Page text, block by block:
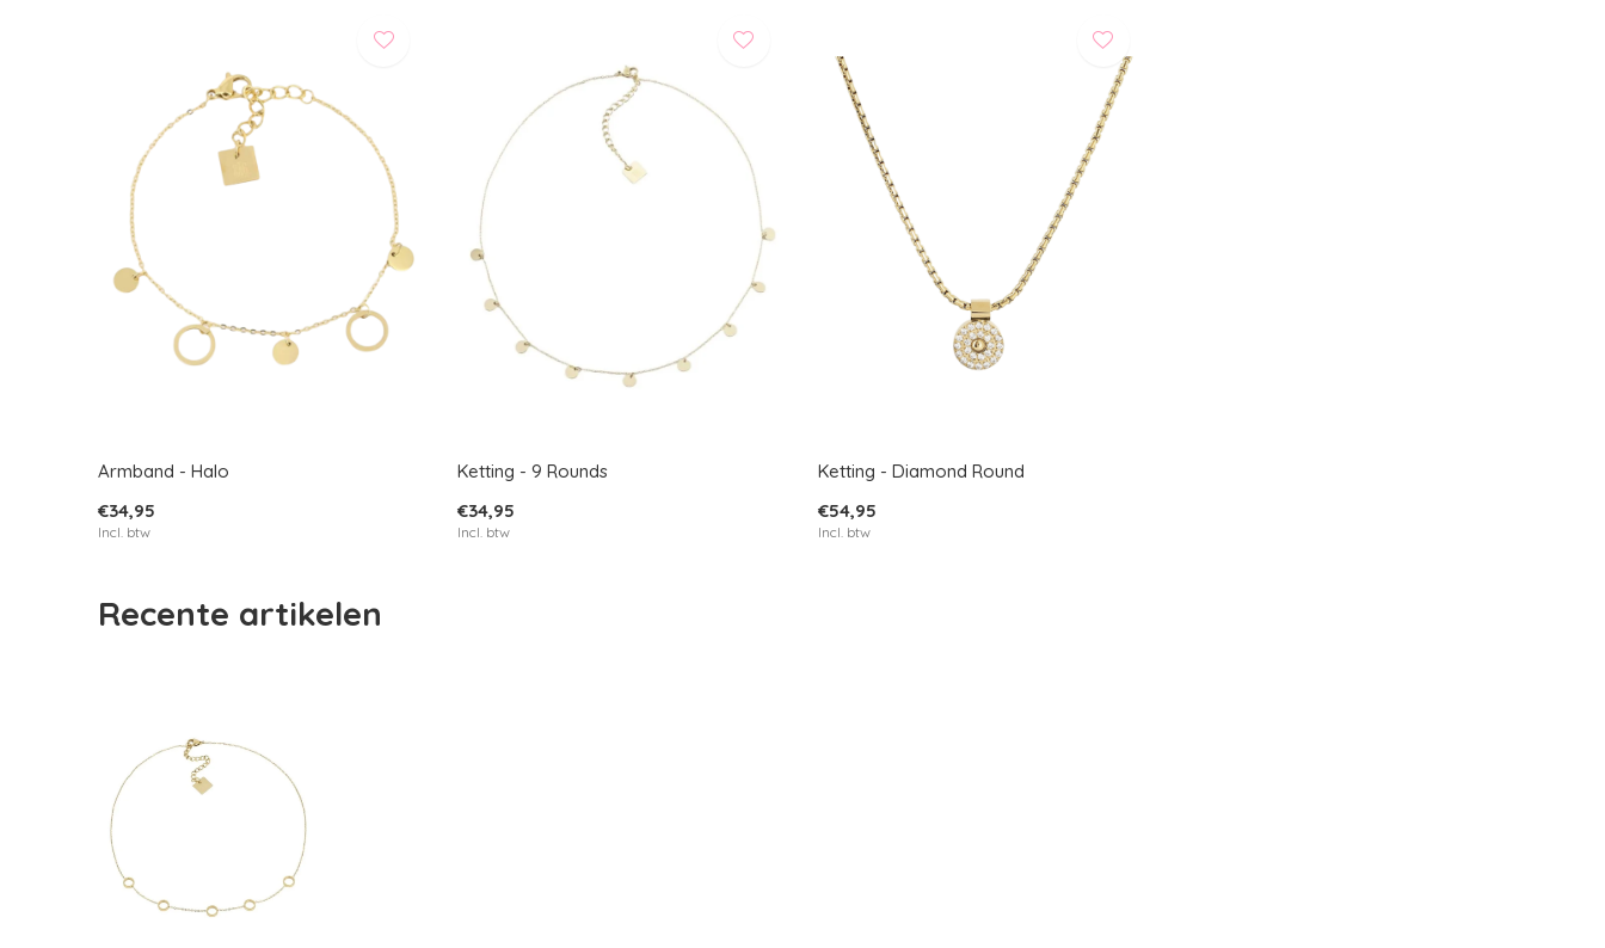
Armband - Halo
€34,95
Incl. btw
Ketting - 9 Rounds
€34,95
Incl. btw
Ketting - Diamond Round
€54,95
Incl. btw
Recente artikelen